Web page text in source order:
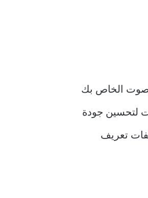
الخاص بك
لتحسين جودة
تعريف